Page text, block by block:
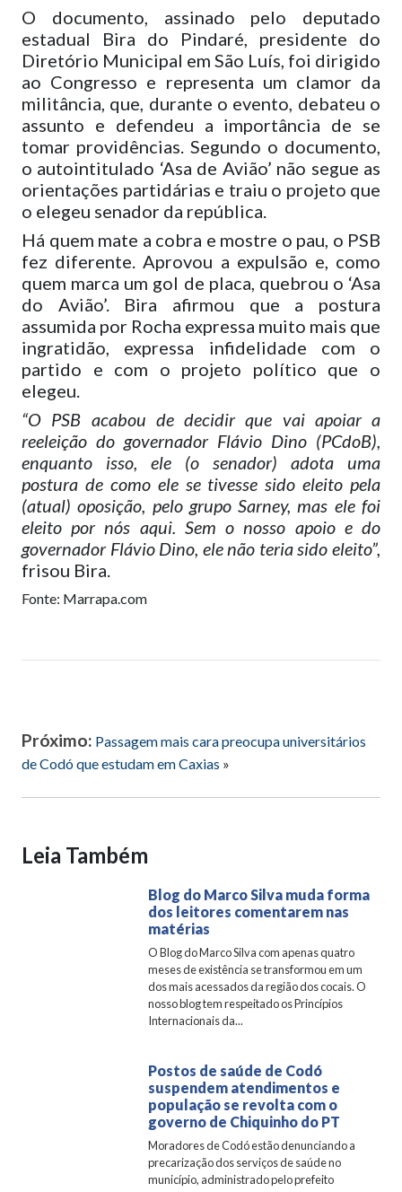
O documento, assinado pelo deputado
estadual Bira do Pindaré, presidente do
Diretório Municipal em São Luís, foi dirigido
ao Congresso e representa um clamor da
militância, que, durante o evento, debateu o
assunto e defendeu a importância de se
tomar providências. Segundo o documento,
o autointitulado ‘Asa de Avião’ não segue as
orientações partidárias e traiu o projeto que
o elegeu senador da república.
Há quem mate a cobra e mostre o pau, o PSB
fez diferente. Aprovou a expulsão e, como
quem marca um gol de placa, quebrou o ‘Asa
do Avião’. Bira afirmou que a postura
assumida por Rocha expressa muito mais que
ingratidão, expressa infidelidade com o
partido e com o projeto político que o
elegeu.
“O PSB acabou de decidir que vai apoiar a
reeleição do governador Flávio Dino (PCdoB),
enquanto isso, ele (o senador) adota uma
postura de como ele se tivesse sido eleito pela
(atual) oposição, pelo grupo Sarney, mas ele foi
eleito por nós aqui. Sem o nosso apoio e do
governador Flávio Dino, ele não teria sido eleito”,
frisou Bira.
Fonte: Marrapa.com
Próximo: Passagem mais cara preocupa universitários
de Codó que estudam em Caxias »
Leia Também
Blog do Marco Silva muda forma
dos leitores comentarem nas
matérias
O Blog do Marco Silva com apenas quatro
meses de existência se transformou em um
dos mais acessados da região dos cocais. O
nosso blog tem respeitado os Princípios
Internacionais da...
Postos de saúde de Codó
suspendem atendimentos e
população se revolta com o
governo de Chiquinho do PT
Moradores de Codó estão denunciando a
precarização dos serviços de saúde no
município, administrado pelo prefeito